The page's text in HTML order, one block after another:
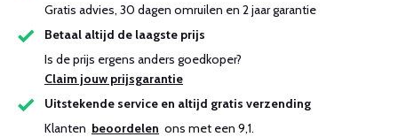
Gratis advies, 30 dagen omruilen en 2 jaar garantie
Betaal altijd de laagste prijs
Is de prijs ergens anders goedkoper?
Claim jouw prijsgarantie
Uitstekende service en altijd gratis verzending
Klanten beoordelen ons met een 9,1.